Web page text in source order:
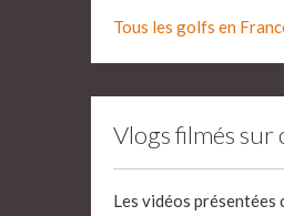
Tous les golfs en
Vlogs filmés sur
Les vidéos